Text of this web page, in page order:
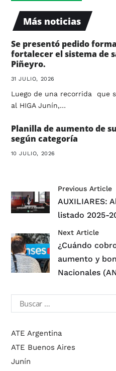
Más noticias
Se presentó pedido
fortalecer el sistema de
Piñeyro.
31 JULIO, 2026
Luego de una recorrida que
al HIGA Junín,…
Planilla de aumento de
según categoría
10 JULIO, 2026
Previous Article
AUXILIARES:
listado 2025-
Next Article
¿Cuándo
aumento y
Nacionales
ATE Argentina
ATE Buenos Aires
Junín